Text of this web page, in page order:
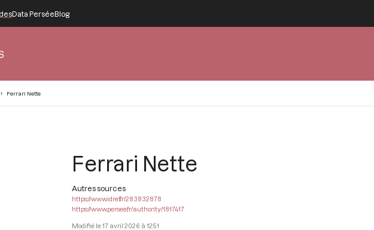
Data PerséeBlog
Ferrari Nette
Ferrari Nette
Autres sources
https://www.idref.fr/283832878
https://www.persee.fr/authority/1817417
17 avril 2026 à 12:51